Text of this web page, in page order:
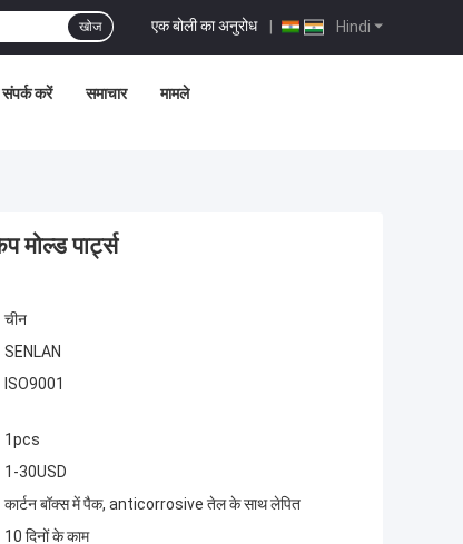
Hindi
एक बोली का अनुरोध |
खोज
करें समाचार मामले
मोल्ड पार्ट्स
चीन
SENLAN
ISO9001
1pcs
1-30USD
कार्टन बॉक्स में पैक, anticorrosive तेल के साथ लेपित
10 दिनों के काम